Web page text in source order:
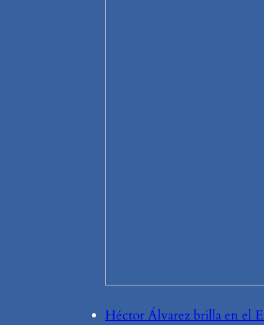
Héctor Álvarez brilla en el